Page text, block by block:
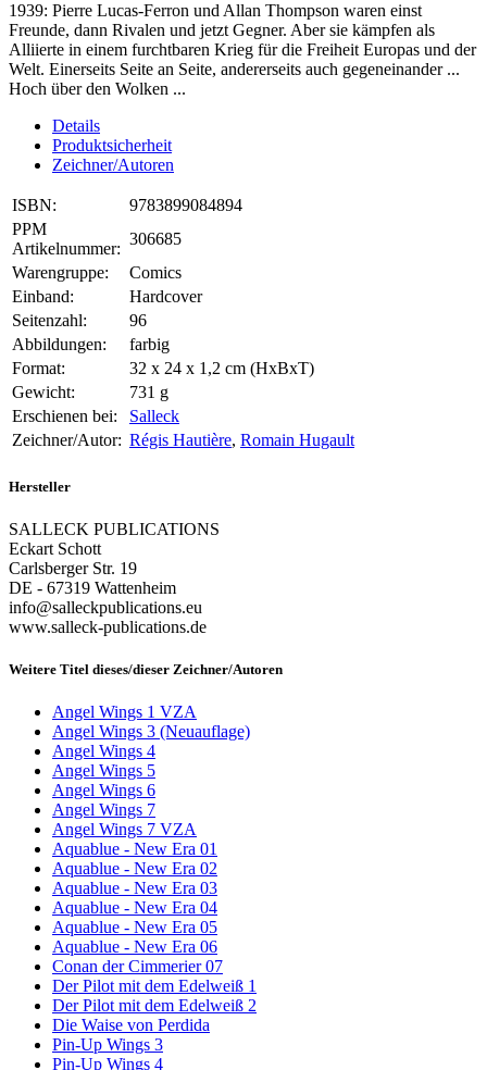
1939: Pierre Lucas-Ferron und Allan Thompson waren einst
Freunde, dann Rivalen und jetzt Gegner. Aber sie kämpfen als
Alliierte in einem furchtbaren Krieg für die Freiheit Europas und der
Welt. Einerseits Seite an Seite, andererseits auch gegeneinander ...
Hoch über den Wolken ...
Details
Produktsicherheit
Zeichner/Autoren
ISBN:
9783899084894
PPM
Artikelnummer:
306685
Warengruppe:
Comics
Einband:
Hardcover
Seitenzahl:
96
Abbildungen:
farbig
Format:
32 x 24 x 1,2 cm (HxBxT)
Gewicht:
731 g
Erschienen bei:
Salleck
Zeichner/Autor: Régis Hautière, Romain Hugault
Hersteller
SALLECK PUBLICATIONS
Eckart Schott
Carlsberger Str. 19
DE - 67319 Wattenheim
info@salleckpublications.eu
www.salleck-publications.de
Weitere Titel dieses/dieser Zeichner/Autoren
Angel Wings 1 VZA
Angel Wings 3 (Neuauflage)
Angel Wings 4
Angel Wings 5
Angel Wings 6
Angel Wings 7
Angel Wings 7 VZA
Aquablue - New Era 01
Aquablue - New Era 02
Aquablue - New Era 03
Aquablue - New Era 04
Aquablue - New Era 05
Aquablue - New Era 06
Conan der Cimmerier 07
Der Pilot mit dem Edelweiß 1
Der Pilot mit dem Edelweiß 2
Die Waise von Perdida
Pin-Up Wings 3
Pin-Up Wings 4